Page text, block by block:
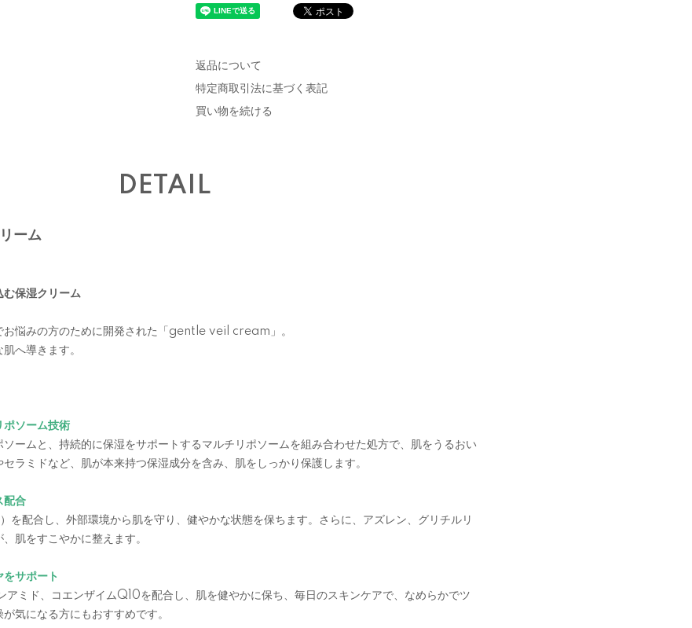
返品について
特定商取引法に基づく表記
買い物を続ける
DETAIL
ーム
む保湿クリーム
お悩みの方のために開発された「gentle veil cream」。
へ導きます。
ポソーム技術
ームと、持続的に保湿をサポートするマルチリポソームを組み合わせた処方で、肌をうるおい
ラミドなど、肌が本来持つ保湿成分を含み、肌をしっかり保護します。
配合
を配合し、外部環境から肌を守り、健やかな状態を保ちます。さらに、アズレン、グリチルリ
肌をすこやかに整えます。
サポート
アミド、コエンザイムQ10を配合し、肌を健やかに保ち、毎日のスキンケアで、なめらかでツ
気になる方にもおすすめです。